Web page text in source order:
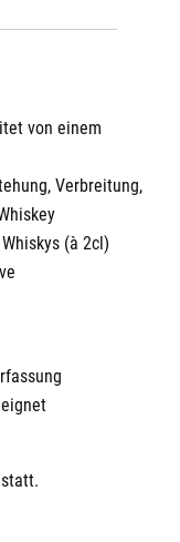
von einem
Verbreitung,
(à 2cl)